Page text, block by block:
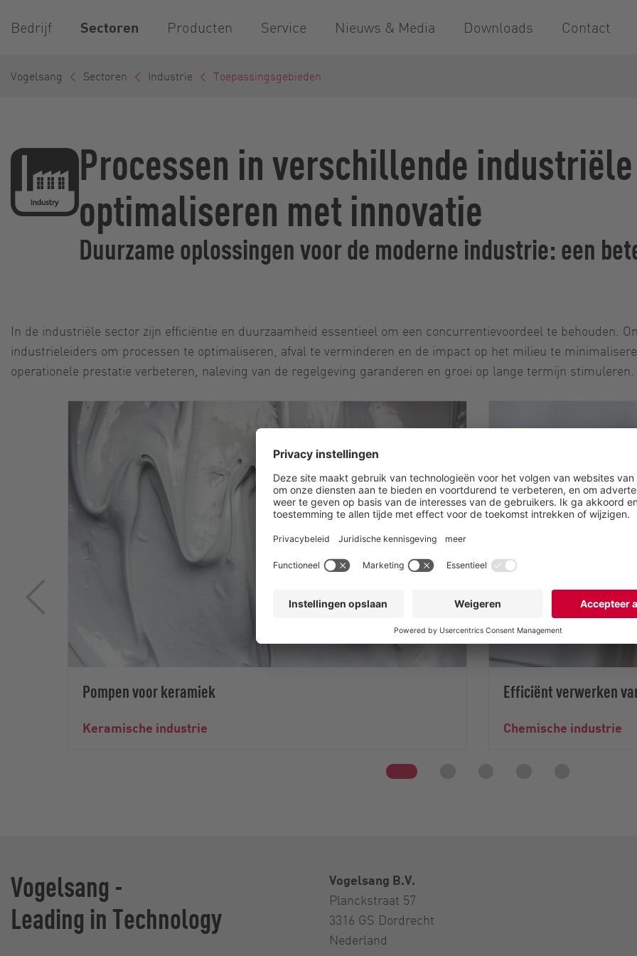
Bedrijf Sectoren Producten Service Nieuws & Media Downloads Contact
Vogelsang Sectoren Industrie Toepassingsgebieden
Processen in verschillende
optimaliseren met innovatie
Duurzame oplossingen voor de moderne industrie: een
In de industriële sector zijn efficiëntie en duurzaamheid essentieel om een concurrentievoordeel te behouden.
industrieleiders om processen te optimaliseren, afval te verminderen en de impact op het milieu te
operationele prestatie verbeteren, naleving van de regelgeving garanderen en groei op lange termijn stimuleren.
Pompen voor keramiek
Keramische industrie
Efficiënt verwerken
Chemische industrie
Vogelsang -
Leading in Technology
Vogelsang B.V.
Planckstraat 57
3316 GS Dordrecht
Nederland